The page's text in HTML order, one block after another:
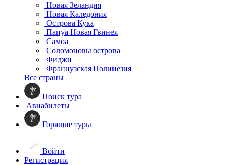
Новая Зеландия
Новая Каледония
Острова Кука
Папуа Новая Гвинея
Самоа
Соломоновы острова
Фиджи
Французская Полинезия
Все страны
Поиск тура
Авиабилеты
Горящие туры
Войти
Регистрация